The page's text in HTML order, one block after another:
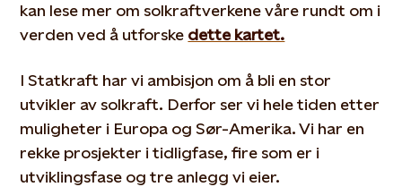
kan lese mer om solkraftverkene våre rundt om i
verden ved å utforske dette kartet.
I Statkraft har vi ambisjon om å bli en stor
utvikler av solkraft. Derfor ser vi hele tiden etter
muligheter i Europa og Sør-Amerika. Vi har en
rekke prosjekter i tidligfase,fire som er i
utviklingsfase og tre anlegg vi eier.